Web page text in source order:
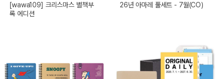
[wawa109] 크리스마스 별책부
록 에디션
26년 아마레 풀세트 - 7월(CO)